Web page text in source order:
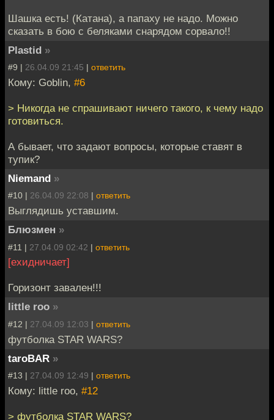
Шашка есть! (Катана), а папаху не надо. Можно
сказать в бою с беляками снарядом сорвало!!
Plastid »
#9 | 26.04.09 21:45 | ответить
Кому: Goblin, #6
> Никогда не спрашивают ничего такого, к чему надо
готовиться.
А бывает, что задают вопросы, которые ставят в
тупик?
Niemand »
#10 | 26.04.09 22:08 | ответить
Выглядишь уставшим.
Блюзмен »
#11 | 27.04.09 02:42 | ответить
[ехидничает]
Горизонт завален!!!
little roo »
#12 | 27.04.09 12:03 | ответить
футболка STAR WARS?
taroBAR »
#13 | 27.04.09 12:49 | ответить
Кому: little roo, #12
> футболка STAR WARS?